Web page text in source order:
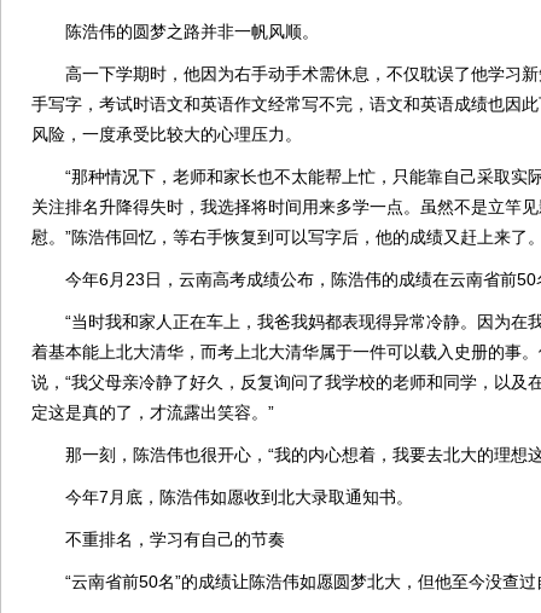
陈浩伟的圆梦之路并非一帆风顺。
高一下学期时，他因为右手动手术需休息，不仅耽误了他学习新
手写字，考试时语文和英语作文经常写不完，语文和英语成绩也因
风险，一度承受比较大的心理压力。
“那种情况下，老师和家长也不太能帮上忙，只能靠自己采取实
关注排名升降得失时，我选择将时间用来多学一点。虽然不是立竿
慰。”陈浩伟回忆，等右手恢复到可以写字后，他的成绩又赶上来了
今年6月23日，云南高考成绩公布，陈浩伟的成绩在云南省前50
“当时我和家人正在车上，我爸我妈都表现得异常冷静。因为在
着基本能上北大清华，而考上北大清华属于一件可以载入史册的事
说，“我父母亲冷静了好久，反复询问了我学校的老师和同学，以及
定这是真的了，才流露出笑容。”
那一刻，陈浩伟也很开心，“我的内心想着，我要去北大的理想
今年7月底，陈浩伟如愿收到北大录取通知书。
不重排名，学习有自己的节奏
“云南省前50名”的成绩让陈浩伟如愿圆梦北大，但他至今没查过